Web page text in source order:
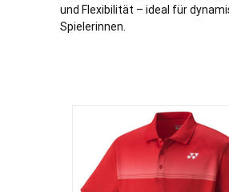
und Flexibilität – ideal für
Spielerinnen.